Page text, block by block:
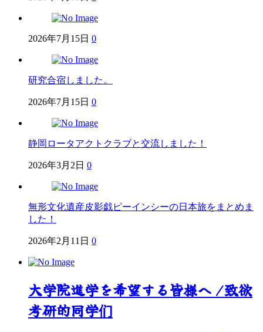
2026年7月15日 0
研究合宿しました。
2026年7月15日 0
静岡ロータアクトクラブと交流しました！
2026年3月2日 0
無形文化遺産皮影戯ピーインシーの日本旅をまとめま
した！
2026年2月11日 0
大学院進学を希望する皆様へ /致欲
考研的同学们